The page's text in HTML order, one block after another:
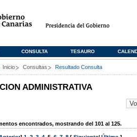
CONSULTA TESAURO
Inicio Consultas Resultado Consulta
ADMINISTRATIVA
encontrados, mostrando del 101 al 125.